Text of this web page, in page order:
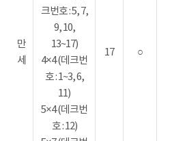
만
세
크번호 : 5, 7,
9, 10,
13~17)
4×4 (데크번
호 : 1~3, 6,
11)
5×4 (데크번
호 : 12)
17 ○